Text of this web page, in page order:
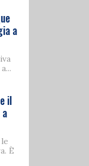
a
il
È